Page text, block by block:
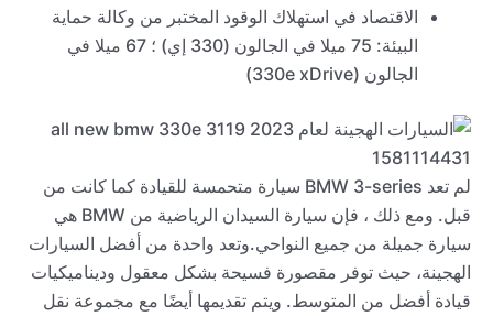
الاقتصاد في استهلاك الوقود المختبر من وكالة حماية
البيئة: 75 ميلا في الجالون (330 إي) ؛ 67 ميلا في
الجالون (330e xDrive)
لم تعد BMW 3-series سيارة متحمسة للقيادة كما كانت من
قبل. ومع ذلك ، فإن سيارة السيدان الرياضية من BMW هي
سيارة جميلة من جميع النواحي.وتعد واحدة من أفضل السيارات
الهجينة، حيث توفر مقصورة فسيحة بشكل معقول وديناميكيات
قيادة أفضل من المتوسط. ويتم تقديمها أيضًا مع مجموعة نقل